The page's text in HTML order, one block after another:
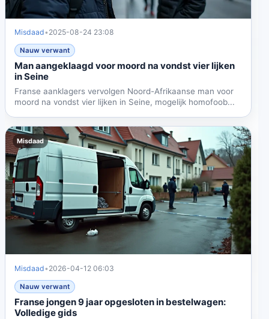
Misdaad• 2025-08-24 23:08
Nauw verwant
Man aangeklaagd voor moord na vondst vier lijken
in Seine
Franse aanklagers vervolgen Noord-Afrikaanse man voor
moord na vondst vier lijken in Seine, mogelijk homofoob...
Misdaad
Misdaad• 2026-04-12 06:03
Nauw verwant
Franse jongen 9 jaar opgesloten in bestelwagen:
Volledige gids